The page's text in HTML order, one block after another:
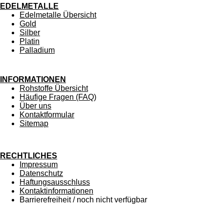
EDELMETALLE
Edelmetalle Übersicht
Gold
Silber
Platin
Palladium
INFORMATIONEN
Rohstoffe Übersicht
Häufige Fragen (FAQ)
Über uns
Kontaktformular
Sitemap
RECHTLICHES
Impressum
Datenschutz
Haftungsausschluss
Kontaktinformationen
Barrierefreiheit / noch nicht verfügbar